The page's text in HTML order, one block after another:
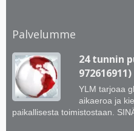
Palvelumme
24 tunnin
972616911)
YLM tarjoaa
aikaeroa ja
paikallisesta toimistostaan.